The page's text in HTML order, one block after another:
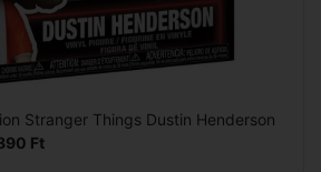
Stranger Things Dustin Henderson
Ft